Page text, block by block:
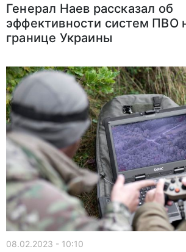
Генерал Наев рассказал об
эффективности систем ПВО
границе Украины
08.02.2023 - 10:10